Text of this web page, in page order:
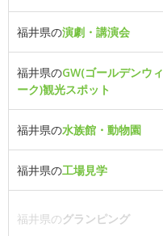
福井県の演劇・講演会
福井県のGW(ゴールデンウィ
ーク)観光スポット
福井県の水族館・動物園
福井県の工場見学
福井県のグランピング